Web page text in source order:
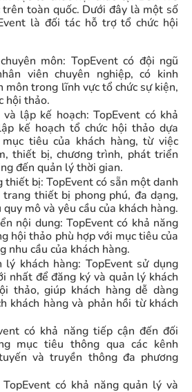
trên toàn quốc. Dưới đây là một số
là đối tác hỗ trợ tổ chức hội
môn: TopEvent có đội ngũ
viên chuyên nghiệp, có kinh
môn trong lĩnh vực tổ chức sự kiện,
hội thảo.
lập kế hoạch: TopEvent có khả
kế hoạch tổ chức hội thảo dựa
tiêu của khách hàng, từ việc
thiết bị, chương trình, phát triển
đến quản lý thời gian.
bị: TopEvent có sẵn một danh
thiết bị phong phú, đa dạng,
mô và yêu cầu của khách hàng.
nội dung: TopEvent có khả năng
hội thảo phù hợp với mục tiêu của
nhu cầu của khách hàng.
khách hàng: TopEvent sử dụng
nhất để đăng ký và quản lý khách
thảo, giúp khách hàng dễ dàng
khách hàng và phản hồi từ khách
có khả năng tiếp cận đến đối
mục tiêu thông qua các kênh
và truyền thông đa phương
có khả năng quản lý và